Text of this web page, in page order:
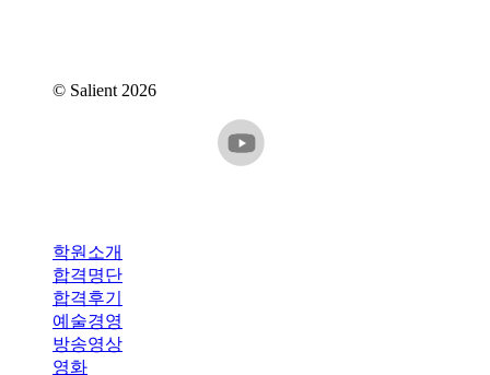
© Salient2026
학원소개
합격명단
합격후기
예술경영
방송영상
영화